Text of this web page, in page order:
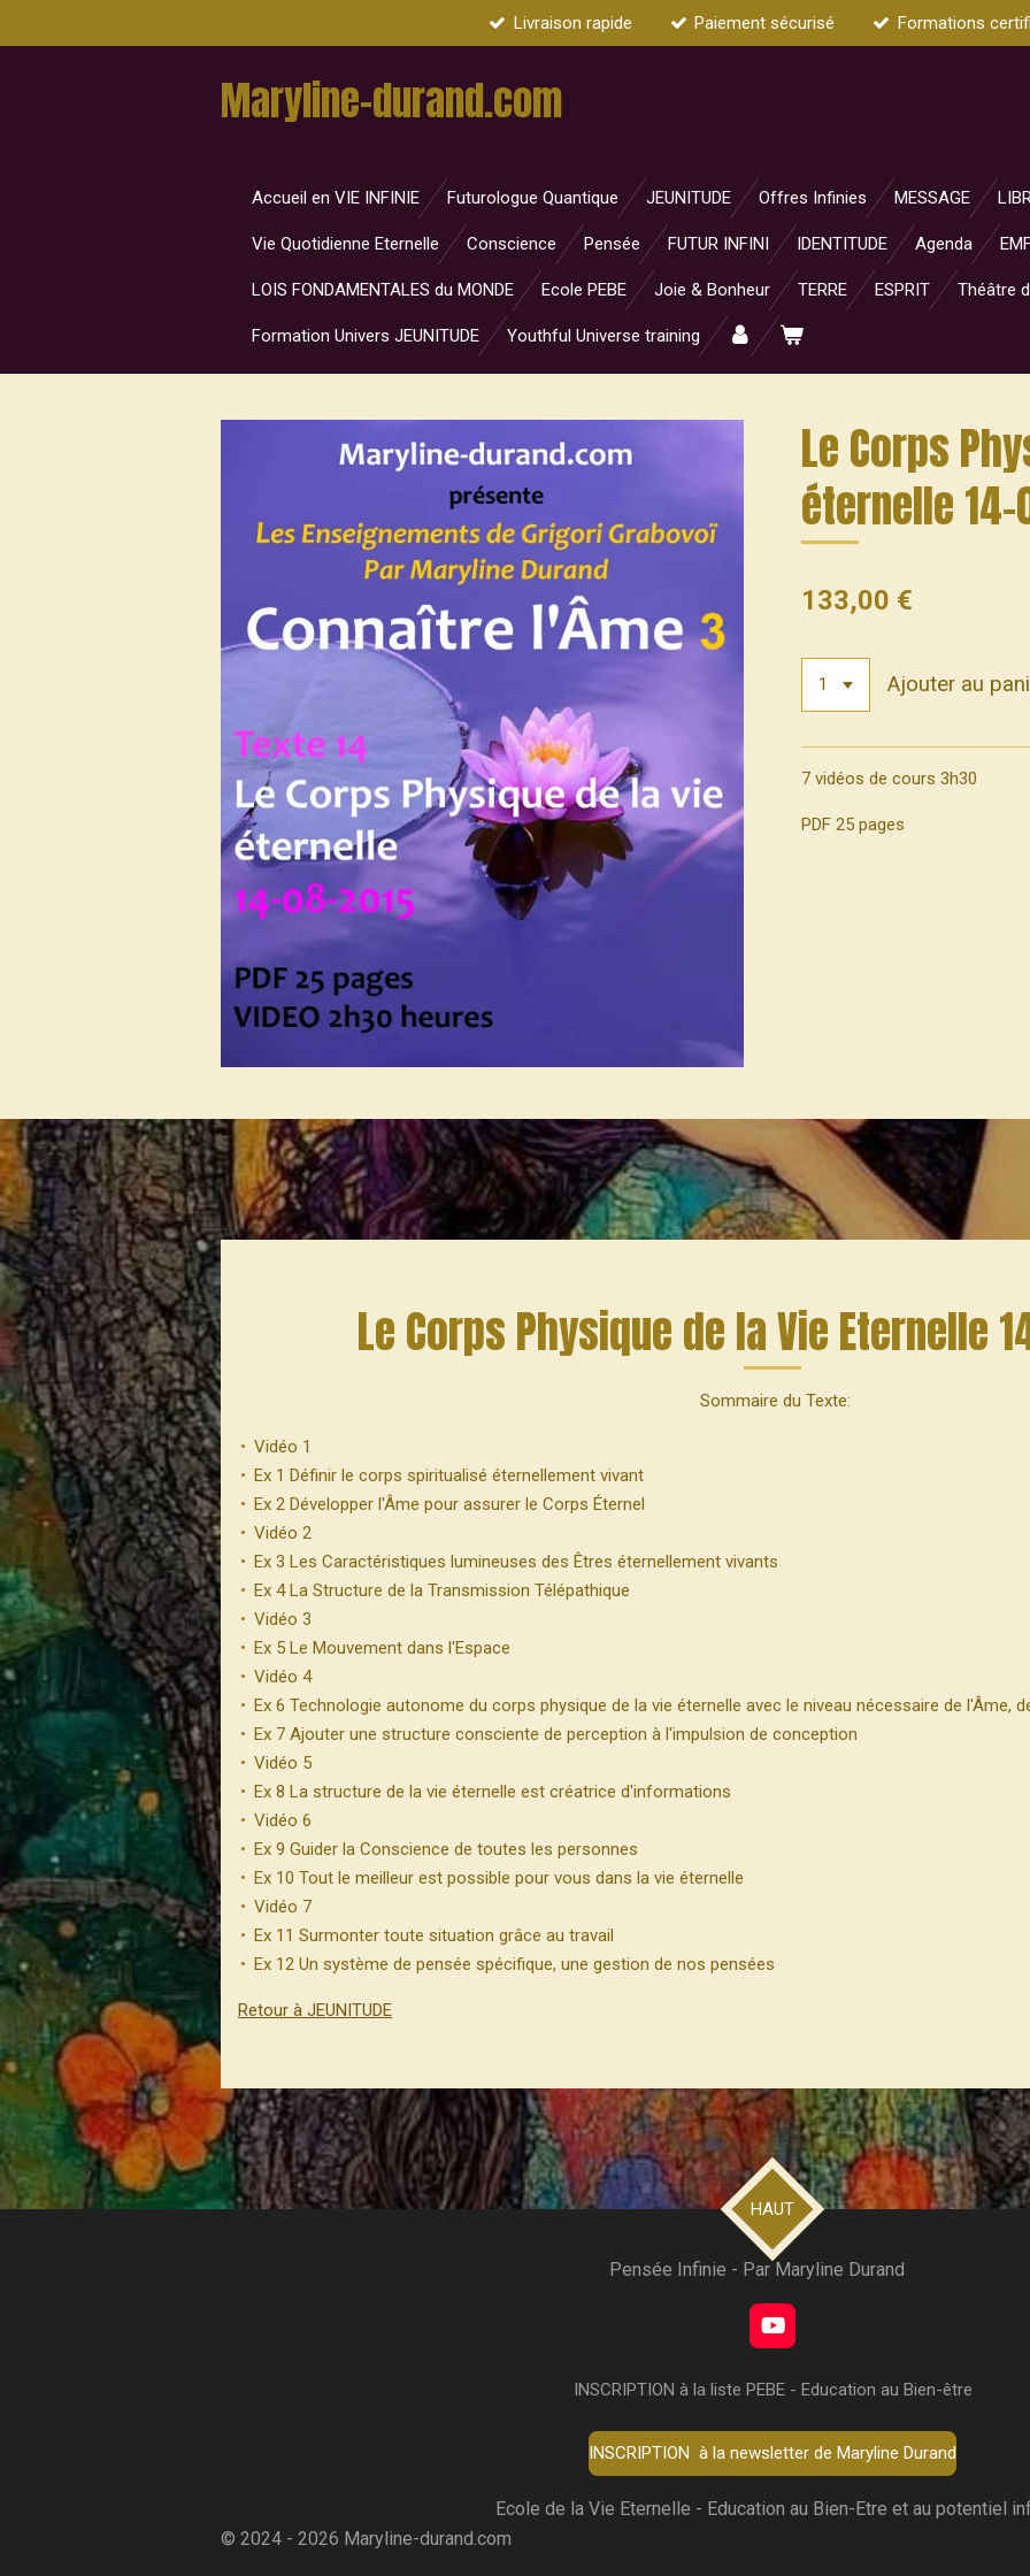
Livraison rapide Paiement sécurisé Formations
Maryline-durand.com
Accueil en VIE INFINIE Futurologue Quantique JEUNITUDE Offres Infinies MESSAGE
Vie Quotidienne Eternelle Conscience Pensée FUTUR INFINI IDENTITUDE Agenda
LOIS FONDAMENTALES du MONDE Ecole PEBE Joie & Bonheur TERRE ESPRIT Théâtre
Formation Univers JEUNITUDE Youthful Universe training
Le Corps
éternelle 14-
133,00 €
Ajouter au
7 vidéos de cours 3h30
PDF 25 pages
Le Corps Physique de la Vie Eternelle
Sommaire du Texte:
Vidéo 1
Ex 1 Définir le corps spiritualisé éternellement vivant
Ex 2 Développer l'Âme pour assurer le Corps Éternel
Vidéo 2
Ex 3 Les Caractéristiques lumineuses des Êtres éternellement vivants
Ex 4 La Structure de la Transmission Télépathique
Vidéo 3
Ex 5 Le Mouvement dans l'Espace
Vidéo 4
Ex 6 Technologie autonome du corps physique de la vie éternelle avec le niveau nécessaire de l'Âme,
Ex 7 Ajouter une structure consciente de perception à l'impulsion de conception
Vidéo 5
Ex 8 La structure de la vie éternelle est créatrice d'informations
Vidéo 6
Ex 9 Guider la Conscience de toutes les personnes
Ex 10 Tout le meilleur est possible pour vous dans la vie éternelle
Vidéo 7
Ex 11 Surmonter toute situation grâce au travail
Ex 12 Un système de pensée spécifique, une gestion de nos pensées
Retour à JEUNITUDE
HAUT
Pensée Infinie - Par Maryline Durand
Y
o
T
b
e
INSCRIPTION à la liste PEBE - Education au Bien-être
INSCRIPTION à la newsletter de Maryline Durand
Ecole de la Vie Eternelle - Education au Bien-Etre et au potentiel
© 2024 - 2026 Maryline-durand.com